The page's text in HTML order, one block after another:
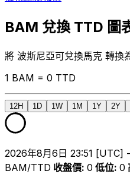
BAM 兌換 TTD 圖
將 波斯尼亞可兌換馬克 轉換
1 BAM = 0 TTD
12H 1D 1W 1M 1Y 2Y
2026年8月6日 23:51 [UTC]
BAM/TTD 收盤價: 0 低位: 0